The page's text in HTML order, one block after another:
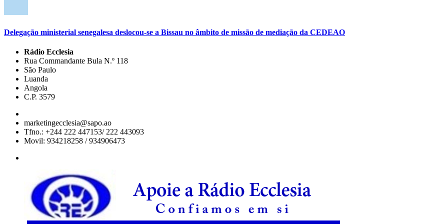
Delegação ministerial senegalesa deslocou-se a Bissau no âmbito de missão de mediação da CEDEAO
Rádio Ecclesia
Rua Commandante Bula N.º 118
São Paulo
Luanda
Angola
C.P. 3579
marketingecclesia@sapo.ao
Tfno.: +244 222 447153/ 222 443093
Movil: 934218258 / 934906473